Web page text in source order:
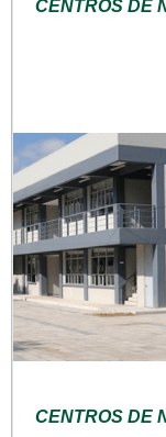
CENTROS DE
CENTROS DE